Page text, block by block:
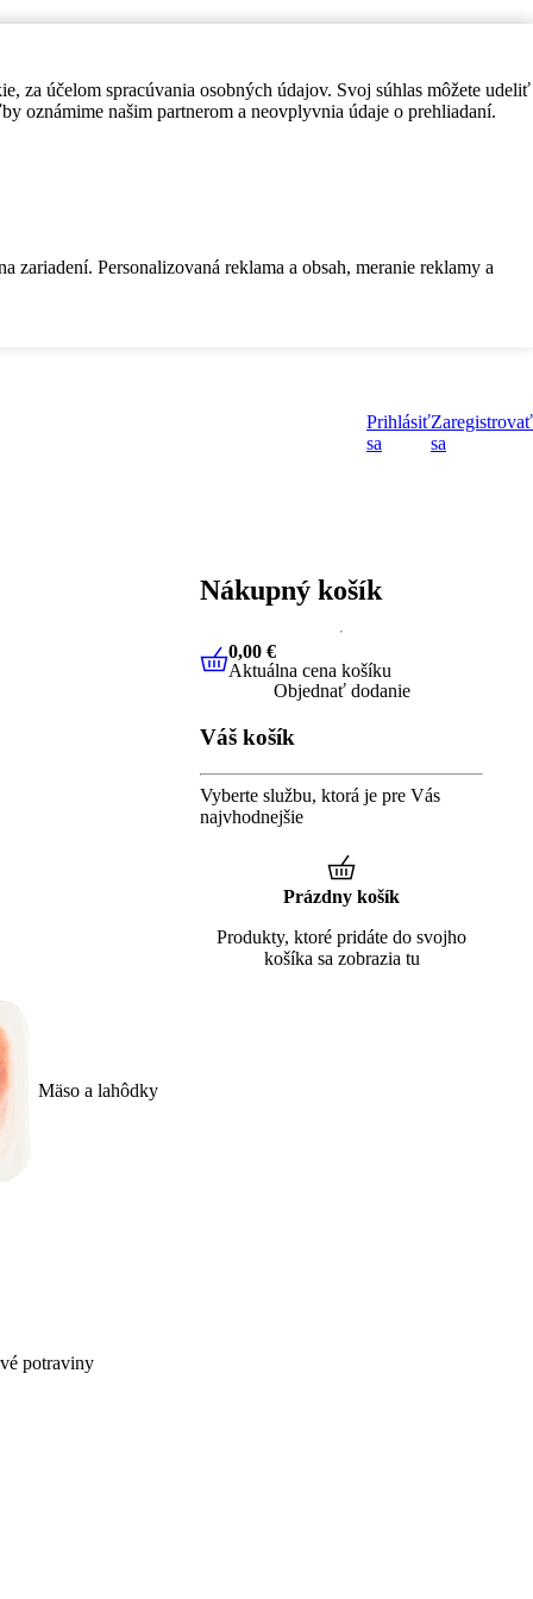
za účelom spracúvania osobných údajov. Svoj súhlas môžete udeliť
oznámime našim partnerom a neovplyvnia údaje o prehliadaní.
Personalizovaná reklama a obsah, meranie reklamy a
Prihlásiť
sa
Zaregistrovať
sa
Mäso a lahôdky
potraviny
Nákupný košík
0,00 €Aktuálna cena košíku
0,00 €
Aktuálna cena košíku
Objednať dodanie
Váš košík
Vyberte službu, ktorá je pre Vás
najvhodnejšie
Prázdny košík
Produkty, ktoré pridáte do svojho
košíka sa zobrazia tu